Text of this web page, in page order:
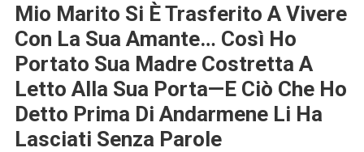
Mio Marito Si È Trasferito A Vivere
Con La Sua Amante… Così Ho
Portato Sua Madre Costretta A
Letto Alla Sua Porta—E Ciò Che Ho
Detto Prima Di Andarmene Li Ha
Lasciati Senza Parole